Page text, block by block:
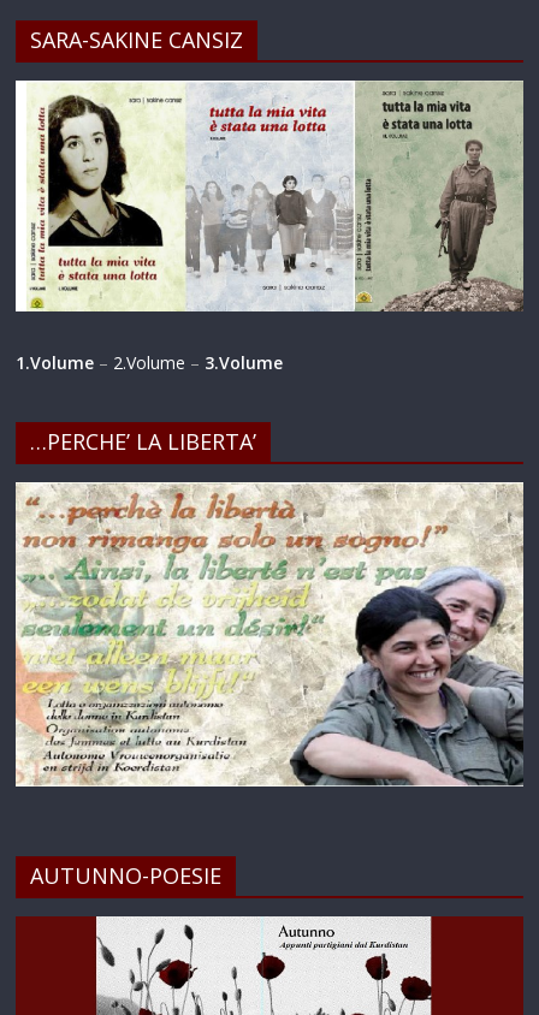
SARA-SAKINE CANSIZ
1.Volume – 2.Volume – 3.Volume
…PERCHE’ LA LIBERTA’
AUTUNNO-POESIE